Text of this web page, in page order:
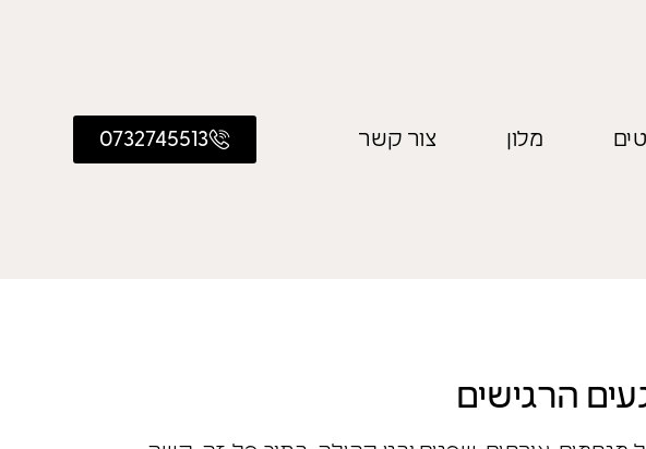
מלון צור קשר 0732745513
הרגישים